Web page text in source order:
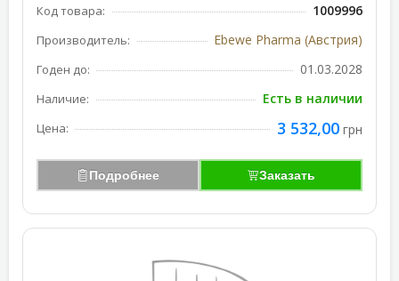
Код товара: 1009996
Производитель: Ebewe Pharma (Австрия)
Годен до: 01.03.2028
Наличие: Есть в наличии
Цена: 3 532,00 грн
Подробнее Заказать